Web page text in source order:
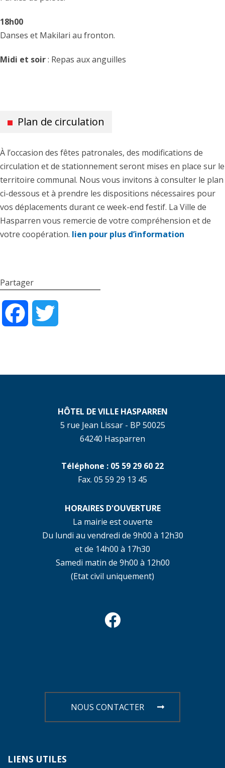
18h00
Danses et Makilari au fronton.
Midi et soir: Repas aux anguilles
Plan de circulation
À l’occasion des fêtes patronales, des modifications de
circulation et de stationnement seront mises en place sur le
territoire communal. Nous vous invitons à consulter le plan
ci-dessous et à prendre les dispositions nécessaires pour
vos déplacements durant ce week-end festif. La Ville de
Hasparren vous remercie de votre compréhension et de
votre coopération. lien pour plus d’information
Partager
Facebook
HÔTEL DE VILLE HASPARREN
5 rue Jean Lissar - BP 50025
64240 Hasparren
Téléphone : 05 59 29 60 22
Fax. 05 59 29 13 45
HORAIRES D'OUVERTURE
La mairie est ouverte
Du lundi au vendredi de 9h00 à 12h30
et de 14h00 à 17h30
Samedi matin de 9h00 à 12h00
(Etat civil uniquement)
NOUS CONTACTER
LIENS UTILES